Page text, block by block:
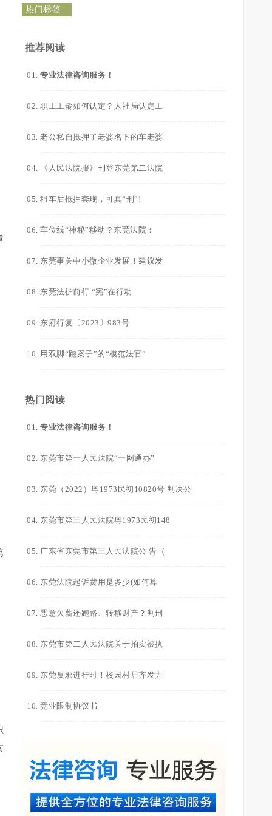
热门标签
推荐阅读
专业法律咨询服务！
职工工龄如何认定？人社局认定工
老公私自抵押了老婆名下的车老婆
《人民法院报》刊登东莞第二法院
租车后抵押套现，可真“刑”!
车位线“神秘”移动？东莞法院：
东莞事关中小微企业发展！建议发
东莞法护前行 “宪”在行动
东府行复〔2023〕983号
用双脚“跑案子”的“模范法官”
热门阅读
专业法律咨询服务！
东莞市第一人民法院“一网通办”
东莞（2022）粤1973民初10820号 判决公
东莞市第三人民法院粤1973民初148
广东省东莞市第三人民法院公 告（
东莞法院起诉费用是多少(如何算
恶意欠薪还跑路、转移财产？判刑
东莞市第二人民法院关于拍卖被执
东莞反邪进行时！校园村居齐发力
竞业限制协议书